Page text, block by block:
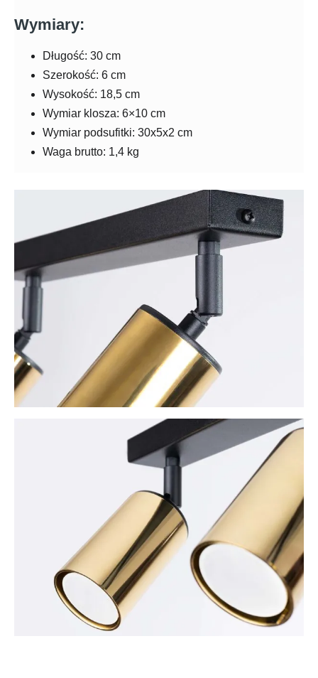
Wymiary:
Długość: 30 cm
Szerokość: 6 cm
Wysokość: 18,5 cm
Wymiar klosza: 6×10 cm
Wymiar podsufitki: 30x5x2 cm
Waga brutto: 1,4 kg